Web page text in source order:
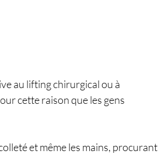
au lifting chirurgical ou à
cette raison que les gens
et même les mains, procurant